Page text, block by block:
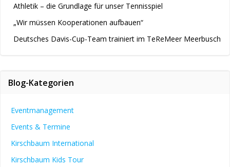
Athletik – die Grundlage für unser Tennisspiel
„Wir müssen Kooperationen aufbauen“
Deutsches Davis-Cup-Team trainiert im TeReMeer Meerbusch
Blog-Kategorien
Eventmanagement
Events & Termine
Kirschbaum International
Kirschbaum Kids Tour